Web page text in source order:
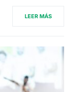
LEER MÁS